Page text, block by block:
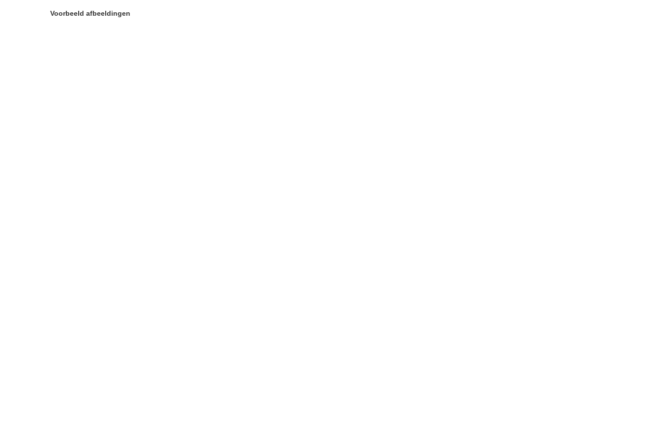
Voorbeeld afbeeldingen